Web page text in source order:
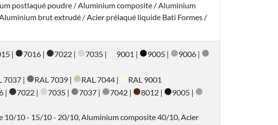
postlaqué poudre / Aluminium composite / Aluminium
brut extrudé / Acier prélaqué liquide Bati Formes /
| 7016 | 7022 | 7035 | 9001 | 9005 |
9006 |
7037 | RAL 7039 | RAL 7044 |
RAL 9001
| 7022 | 7035 | 7037 | 7042 | 8012 |
9005 |
10 - 15/10 - 20/10, Aluminium composite 40/10, Acier